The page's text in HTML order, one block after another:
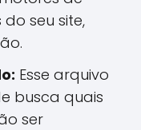
seu site,
Esse arquivo
busca quais
ser